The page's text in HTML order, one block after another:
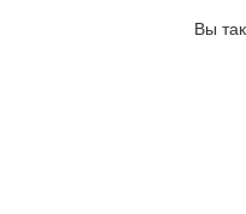
Вы